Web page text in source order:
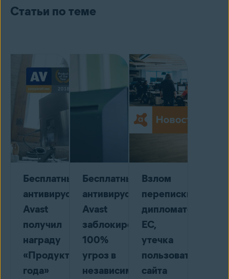
Статьи по теме
Бесплатный
антивирус
Avast
получил
награду
«Продукт
года»
Бесплатный
антивирус
Avast
заблокировал
100%
угроз в
независимом
Взлом
переписки
дипломатов
ЕС,
утечка
пользователей
сайта